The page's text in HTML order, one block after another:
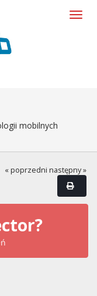
mobilnych
« poprzedni następny »